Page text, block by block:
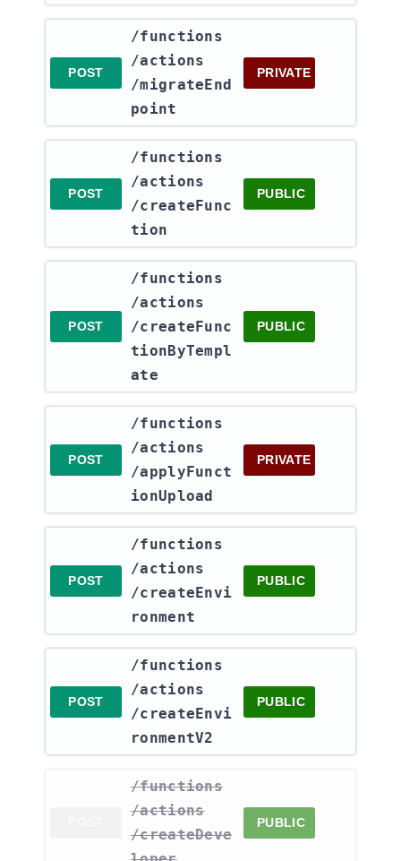
POST
​/functions​
/actions​
/migrateEnd
point
PRIVATE
POST
​/functions​
/actions​
/createFunc
tion
PUBLIC
POST
​/functions​
/actions​
/createFunc
tionByTempl
ate
PUBLIC
POST
​/functions​
/actions​
/applyFunct
ionUpload
PRIVATE
POST
​/functions​
/actions​
/createEnvi
ronment
PUBLIC
POST
​/functions​
/actions​
/createEnvi
ronmentV2
PUBLIC
POST
​/functions​
/actions​
/createDeve
PUBLIC